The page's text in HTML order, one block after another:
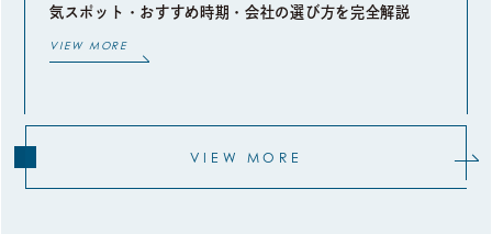
気スポット・おすすめ時期・会社の選び方を完全解説
VIEW MORE
VIEW MORE